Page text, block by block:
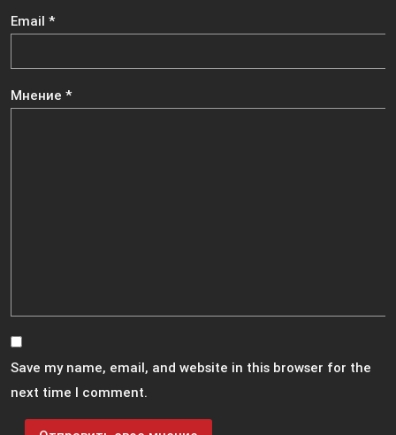
Мнение *
Email *
Save my name, email, and website in this browser for the
next time I comment.